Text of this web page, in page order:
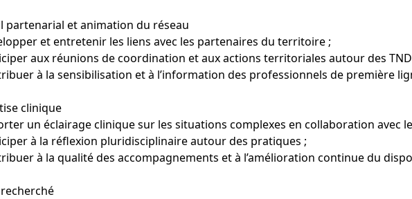
partenarial et animation du réseau
et entretenir les liens avec les partenaires du territoire ;
aux réunions de coordination et aux actions territoriales autour des
à la sensibilisation et à l’information des professionnels de première
clinique
un éclairage clinique sur les situations complexes en collaboration avec le
à la réflexion pluridisciplinaire autour des pratiques ;
à la qualité des accompagnements et à l’amélioration continue du